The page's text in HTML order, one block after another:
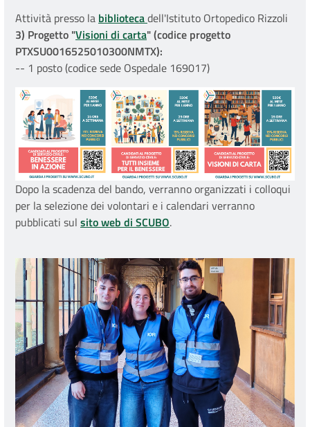
Attività presso la bibliotecadell'Istituto Ortopedico Rizzoli
3) Progetto "Visioni di carta" (codice progetto
PTXSU0016525010300NMTX):
-- 1 posto (codice sede Ospedale 169017)
Dopo la scadenza del bando, verranno organizzati i colloqui
per la selezione dei volontari e i calendari verranno
pubblicati sul sito web di SCUBO.